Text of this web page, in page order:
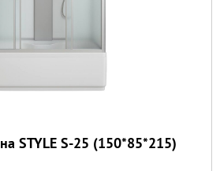
STYLE S-25 (150*85*215)